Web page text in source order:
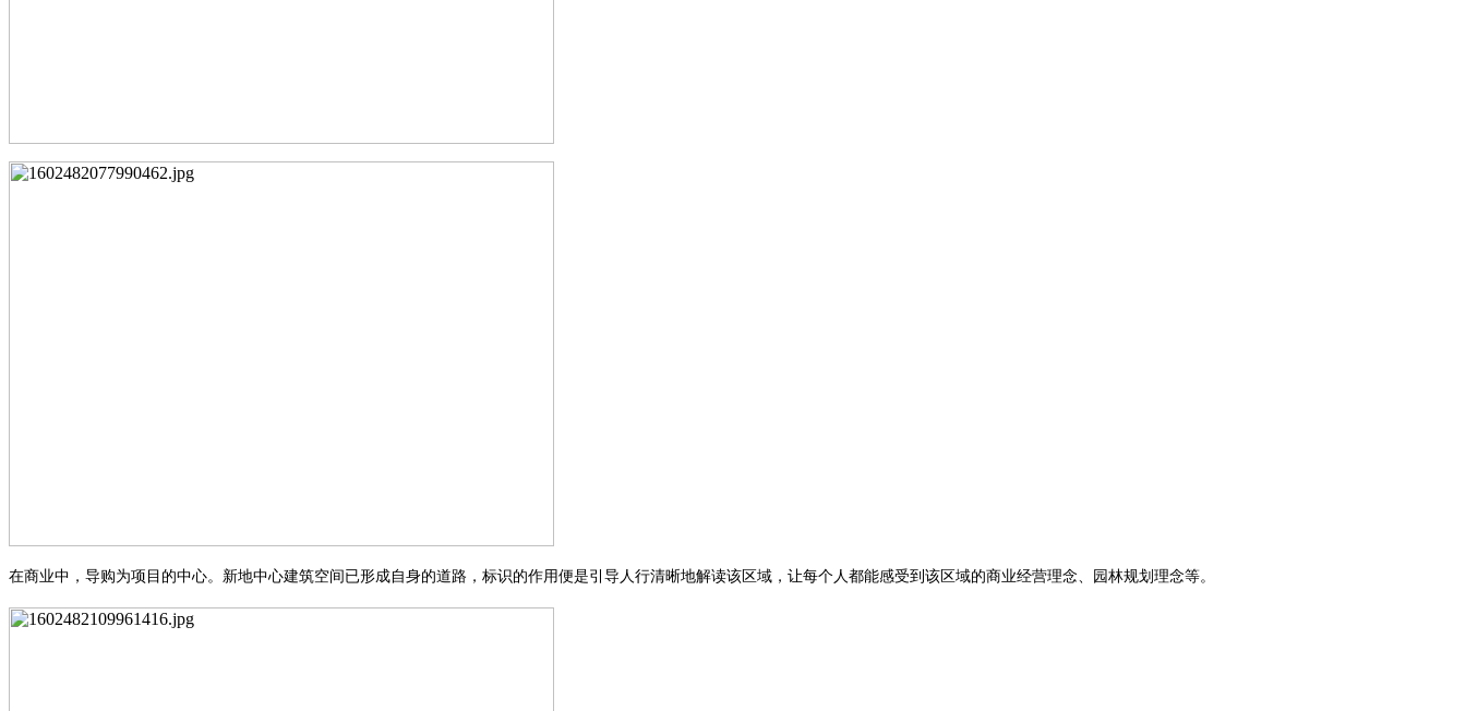
在商业中，导购为项目的中心。 新地中心建筑空间已形成自身的道路，标识的作用便是引导人行清晰地解读该区域，让每个 人都能感受到该区域的商业经营理念 园林规划理念等。